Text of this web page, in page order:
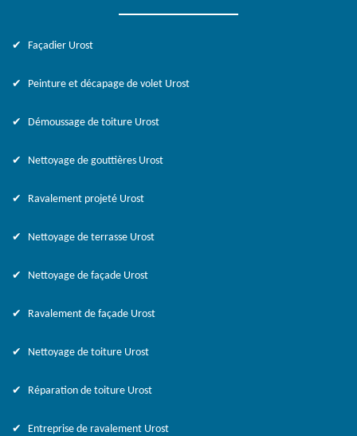
Façadier Urost
Peinture et décapage de volet Urost
Démoussage de toiture Urost
Nettoyage de gouttières Urost
Ravalement projeté Urost
Nettoyage de terrasse Urost
Nettoyage de façade Urost
Ravalement de façade Urost
Nettoyage de toiture Urost
Réparation de toiture Urost
Entreprise de ravalement Urost